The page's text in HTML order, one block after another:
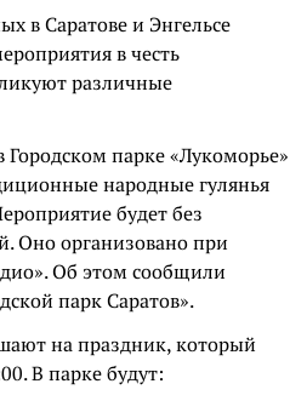
в Саратове и Энгельсе
в честь
различные
Городском парке «Лукоморье»
народные гулянья
будет без
Оно организовано при
Об этом сообщили
парк Саратов».
на праздник, который
В парке будут: